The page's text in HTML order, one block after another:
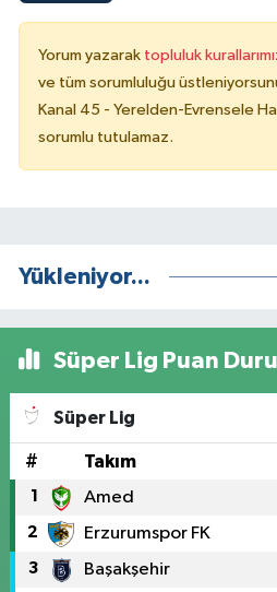
Yorum yazarak topluluk
ve tüm sorumluluğu
Kanal 45 - Yerelden-Evrensele
sorumlu tutulamaz.
Yükleniyor...
Süper Lig Puan
Süper Lig
# Takım
1 Amed
2 Erzurumspor FK
3 Başakşehir